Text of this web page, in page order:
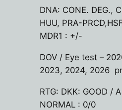
DNA: CONE. DEG.,
HUU, PRA-
MDR1 : +/-
DOV / Eye test –
2023, 2024, 2026
RTG: DKK: GOOD /
NORMAL : 0/0